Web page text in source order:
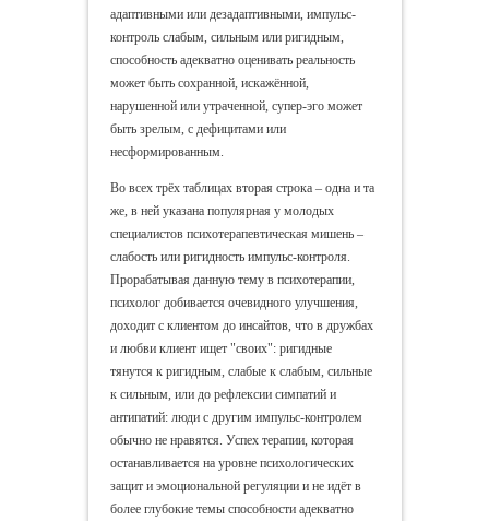
адаптивными или дезадаптивными, импульс-
контроль слабым, сильным или ригидным,
способность адекватно оценивать реальность
может быть сохранной, искажённой,
нарушенной или утраченной, супер-эго может
быть зрелым, с дефицитами или
несформированным.
Во всех трёх таблицах вторая строка – одна и та
же, в ней указана популярная у молодых
специалистов психотерапевтическая мишень –
слабость или ригидность импульс-контроля.
Прорабатывая данную тему в психотерапии,
психолог добивается очевидного улучшения,
доходит с клиентом до инсайтов, что в дружбах
и любви клиент ищет "своих": ригидные
тянутся к ригидным, слабые к слабым, сильные
к сильным, или до рефлексии симпатий и
антипатий: люди с другим импульс-контролем
обычно не нравятся. Успех терапии, которая
останавливается на уровне психологических
защит и эмоциональной регуляции и не идёт в
более глубокие темы способности адекватно